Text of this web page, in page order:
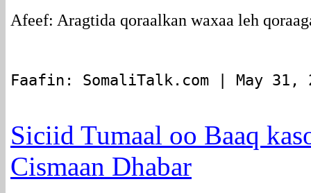
Afeef: Aragtida qoraalkan waxaa leh
Faafin: SomaliTalk.com | May 31,
Siciid Tumaal oo Baaq
Cismaan Dhabar